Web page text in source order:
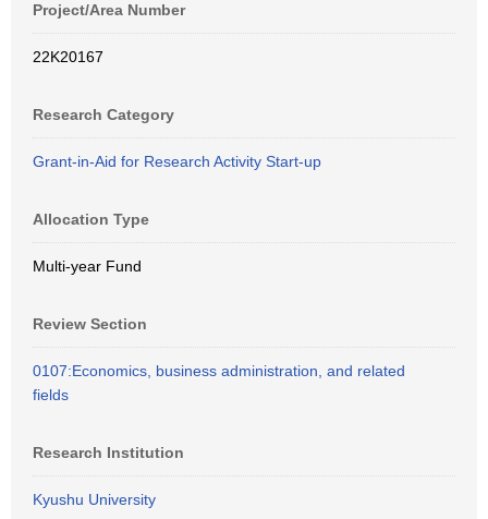
Project/Area Number
22K20167
Research Category
Grant-in-Aid for Research Activity Start-up
Allocation Type
Multi-year Fund
Review Section
0107:Economics, business administration, and related
fields
Research Institution
Kyushu University